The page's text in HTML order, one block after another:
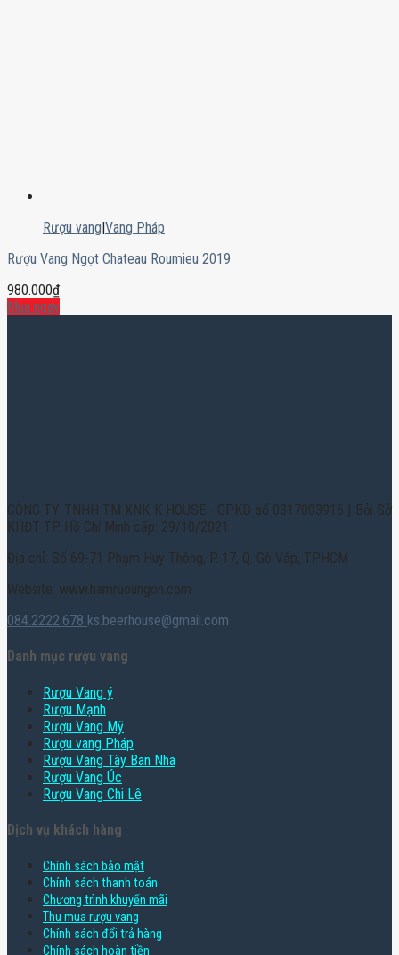
Rượu vang|Vang Pháp
Rượu Vang Ngọt Chateau Roumieu 2019
980.000₫
Mua ngay
CÔNG TY TNHH TM XNK K HOUSE - GPKD số 0317003916 | Bởi Sở
KHĐT TP. Hồ Chí Minh cấp: 29/10/2021
Địa chỉ: Số 69-71 Phạm Huy Thông, P. 17, Q. Gò Vấp, TPHCM
Website: www.hamruoungon.com
084.2222.678 ks.beerhouse@gmail.com
Danh mục rượu vang
Rượu Vang ý
Rượu Mạnh
Rượu Vang Mỹ
Rượu vang Pháp
Rượu Vang Tây Ban Nha
Rượu Vang Úc
Rượu Vang Chi Lê
Dịch vụ khách hàng
Chính sách bảo mật
Chính sách thanh toán
Chương trình khuyến mãi
Thu mua rượu vang
Chính sách đổi trả hàng
Chính sách hoàn tiền